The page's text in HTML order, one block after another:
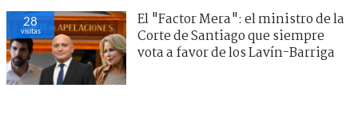
28
visitas
El "Factor Mera": el ministro de la
Corte de Santiago que siempre
vota a favor de los Lavín-Barriga